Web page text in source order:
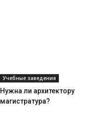
Учебные заведения
Нужна ли архитектору
магистратура?